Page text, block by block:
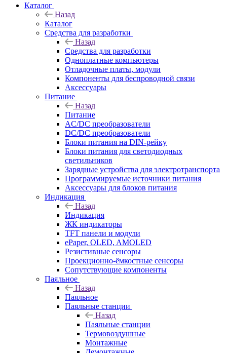
Каталог
Назад
Каталог
Средства для разработки
Назад
Средства для разработки
Одноплатные компьютеры
Отладочные платы, модули
Компоненты для беспроводной связи
Аксессуары
Питание
Назад
Питание
AC/DC преобразователи
DC/DC преобразователи
Блоки питания на DIN-рейку
Блоки питания для светодиодных
светильников
Зарядные устройства для электротранспорта
Программируемые источники питания
Аксессуары для блоков питания
Индикация
Назад
Индикация
ЖК индикаторы
TFT панели и модули
ePaper, OLED, AMOLED
Резистивные сенсоры
Проекционно-ёмкостные сенсоры
Сопутствующие компоненты
Паяльное
Назад
Паяльное
Паяльные станции
Назад
Паяльные станции
Термовоздушные
Монтажные